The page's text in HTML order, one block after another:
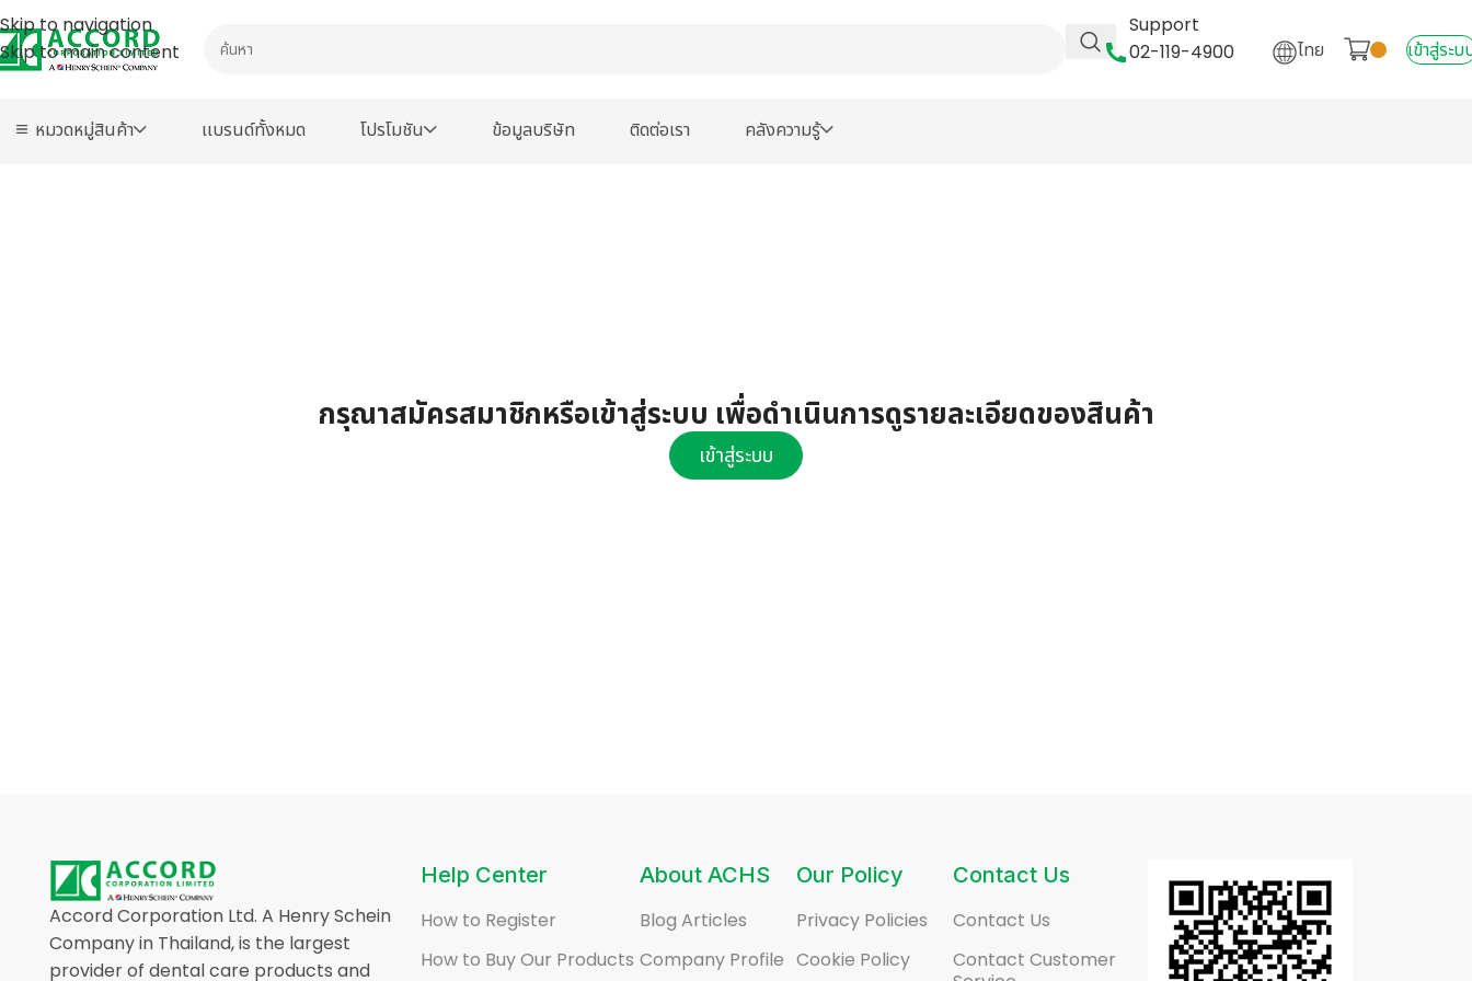
Skip to navigation
Skip to main content
Support
02-119-4900
ไทย เข้าสู่ระบ
หมวดหมู่สินค้า เเบรนด์ทั้งหมด โปรโมชัน ข้อมูลบริษัท ติดต่อเรา คลังความรู้
กรุณาสมัครสมาชิกหรือเข้าสู่ระบบ เพื่อดำเนินการดูรายละเอียดของสินค้า
เข้าสู่ระบบ
Accord Corporation Ltd. A Henry Schein
Company in Thailand, is the largest
provider of dental care products and
Help Center
How to Register
How to Buy Our Products
About ACHS
Blog Articles
Company Profile
Our Policy
Privacy Policies
Cookie Policy
Contact Us
Contact Us
Contact Customer